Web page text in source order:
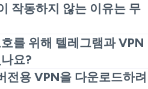
안 수준이 높은 VPN을 선택하
션을 기기에 다운로드하고
단되지 않은 서버에 연결합
레그램을 실행하세요. 이렇게
제하고 제한된 네트워크 또
된 개인 정보 보호와 함께 사
작동하지 않는 이유는 무
리자가 일부 VPN 연결을 차
및 그 다양한 서버를 사용해
지 않으면 앱 내에서 다른 서버
세요. Kill Switch와 누수 방지
를 위해 텔레그램과 VPN
요?
소를 숨기고 트래픽을 암호화
전용 VPN을 다운로드하려